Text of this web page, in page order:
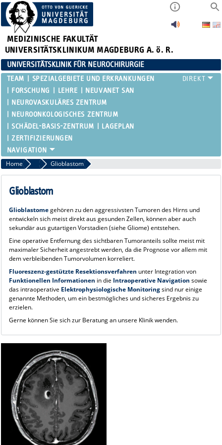
MEDIZINISCHE FAKULTÄT
UNIVERSITÄTSKLINIKUM MAGDEBURG A. ö. R.
UNIVERSITÄTSKLINIK FÜR NEUROCHIRURGIE
TEAM
SPEZIALGEBIETE UND ERKRANKUNGEN
FORSCHUNG
LEHRE
NEUVANET SAN
NEUROVASKULÄRES ZENTRUM
NEUROONKOLOGISCHES ZENTRUM
SCHÄDEL-BASIS-ZENTRUM
LAGEPLAN
ZERTIFIZIERUNGEN
Home Hirntumore
Glioblastom
Glioblastom
Glioblastomegehören zu den aggressivsten Tumoren des Hirns und
entwickeln sich meist direkt aus gesunden Zellen, können aber auch
sekundär aus gutartigen Vorstadien (siehe Gliome) entstehen.
Eine operative Entfernung des sichtbaren Tumoranteils sollte meist mit
maximaler Sicherheit angestrebt werden, da die Prognose vor allem mit
dem verbleibenden Tumorvolumen korreliert.
Fluoreszenz-gestützte Resektionsverfahren unter Integration von
Funktionellen Informationen in die Intraoperative Navigation sowie
das intraoperative Elektrophysiologische Monitoringsind nur einige
genannte Methoden, um ein bestmögliches und sicheres Ergebnis zu
erzielen.
Gerne können Sie sich zur Beratung an unsere Klinik wenden.